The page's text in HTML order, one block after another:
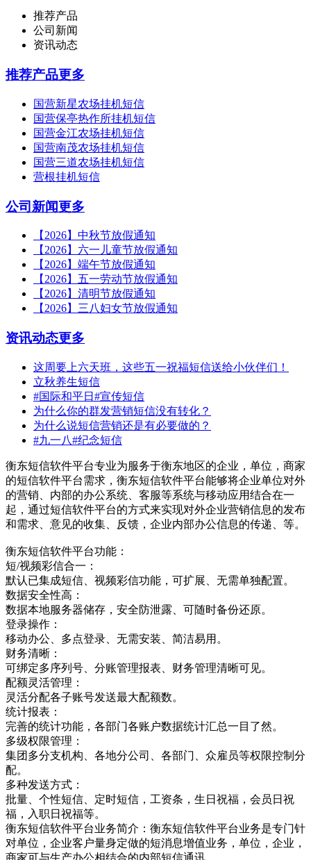
推荐产品
公司新闻
资讯动态
推荐产品更多
国营新星农场挂机短信
国营保亭热作所挂机短信
国营金江农场挂机短信
国营南茂农场挂机短信
国营三道农场挂机短信
营根挂机短信
公司新闻更多
【2026】中秋节放假通知
【2026】六一儿童节放假通知
【2026】端午节放假通知
【2026】五一劳动节放假通知
【2026】清明节放假通知
【2026】三八妇女节放假通知
资讯动态更多
这周要上六天班，这些五一祝福短信送给小伙伴们！
立秋养生短信
#国际和平日#宣传短信
为什么你的群发营销短信没有转化？
为什么说短信营销还是有必要做的？
#九一八#纪念短信
衡东短信软件平台专业为服务于衡东地区的企业，单位，商家
的短信软件平台需求，衡东短信软件平台能够将企业单位对外
的营销、内部的办公系统、客服等系统与移动应用结合在一
起，通过短信软件平台的方式来实现对外企业营销信息的发布
和需求、意见的收集、反馈，企业内部办公信息的传递、等。
衡东短信软件平台功能：
短/视频彩信合一：
默认已集成短信、视频彩信功能，可扩展、无需单独配置。
数据安全性高：
数据本地服务器储存，安全防泄露、可随时备份还原。
登录操作：
移动办公、多点登录、无需安装、简洁易用。
财务清晰：
可绑定多序列号、分账管理报表、财务管理清晰可见。
配额灵活管理：
灵活分配各子账号发送最大配额数。
统计报表：
完善的统计功能，各部门各账户数据统计汇总一目了然。
多级权限管理：
集团多分支机构、各地分公司、各部门、众雇员等权限控制分
配。
多种发送方式：
批量、个性短信、定时短信，工资条，生日祝福，会员日祝
福，入职日祝福等。
衡东短信软件平台业务简介：衡东短信软件平台业务是专门针
对单位，企业客户量身定做的短消息增值业务，单位，企业，
商家可与生产办公相结合的内部短信通讯，